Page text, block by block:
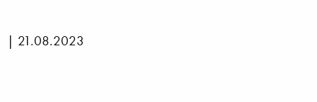
| 21.08.2023